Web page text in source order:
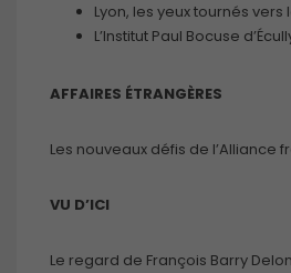
Lyon, les yeux tournés vers
L’Institut Paul Bocuse
AFFAIRES ÉTRANGÈRES
Les nouveaux défis de l’Alliance
VU D’ICI
Le regard de François Barry